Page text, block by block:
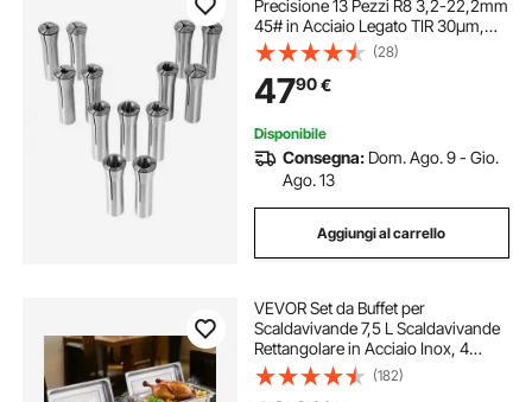
Precisione 13 Pezzi R8 3,2-22,2mm
45# in Acciaio Legato TIR 30μm,
Scatole di Stoccaggio Etichettate,
per Fresatrici, Trapani, Alesatrici,
Mandrini a Pinza per Fresa
(28)
4790€
Disponibile
Consegna: Dom. Ago. 9 - Gio.
Ago. 13
Aggiungi al carrello
VEVOR Set da Buffet per
Scaldavivande 7,5 L Scaldavivande
Rettangolare in Acciaio Inox, 4
Pezzi, con 2 Teglie Grandi e 4
Mezze Teglie, con Coperchio e
(182)